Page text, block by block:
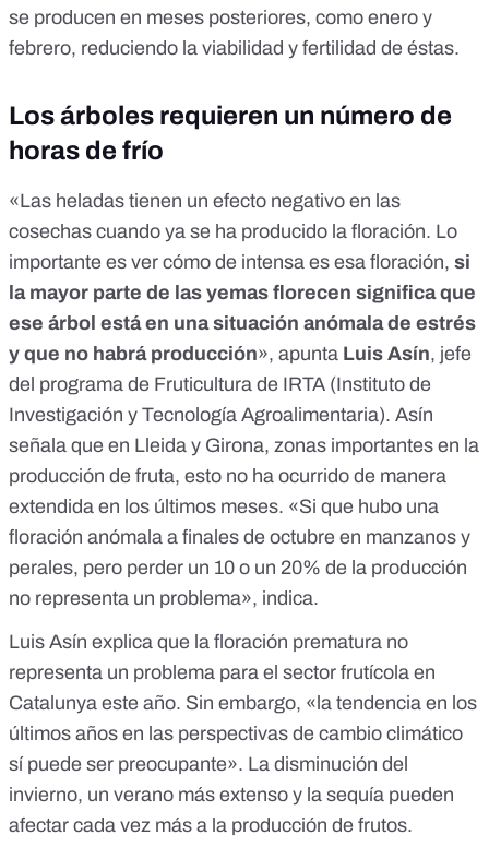
se producen en meses posteriores, como enero y
febrero, reduciendo la viabilidad y fertilidad de éstas.
Los árboles requieren un número de
horas de frío
«Las heladas tienen un efecto negativo en las
cosechas cuando ya se ha producido la floración. Lo
importante es ver cómo de intensa es esa floración, si
la mayor parte de las yemas florecen significa que
ese árbol está en una situación anómala de estrés
y que no habrá producción», apunta Luis Asín, jefe
del programa de Fruticultura de IRTA (Instituto de
Investigación y Tecnología Agroalimentaria). Asín
señala que en Lleida y Girona, zonas importantes en la
producción de fruta, esto no ha ocurrido de manera
extendida en los últimos meses. «Si que hubo una
floración anómala a finales de octubre en manzanos y
perales, pero perder un 10 o un 20% de la producción
no representa un problema», indica.
Luis Asín explica que la floración prematura no
representa un problema para el sector frutícola en
Catalunya este año. Sin embargo, «la tendencia en los
últimos años en las perspectivas de cambio climático
sí puede ser preocupante». La disminución del
invierno, un verano más extenso y la sequía pueden
afectar cada vez más a la producción de frutos.